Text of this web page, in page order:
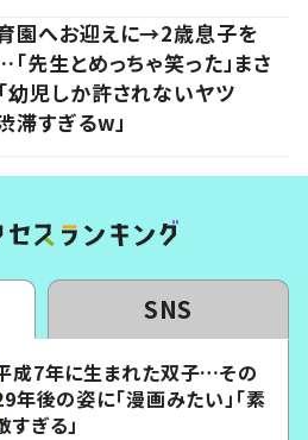
園へお迎えに→2歳息子を
先生とめっちゃ笑った」まさ
幼児しか許されないヤツ
滞すぎるw」
SNS
成7年に生まれた双子…その
年後の姿に「漫画みたい」「素
すぎる」